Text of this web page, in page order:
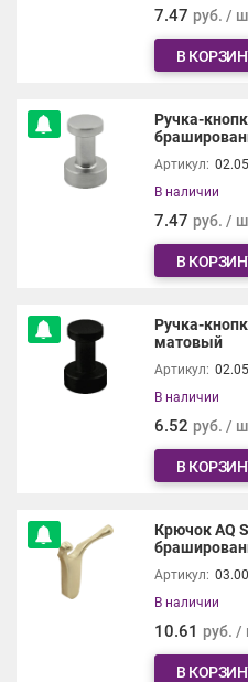
7.47 руб. /
В
Ручка-
Артикул:
В наличии
7.47 руб. /
В
Ручка-
матовый
Артикул:
В наличии
6.52 руб. /
В
Крючок AQ
Артикул:
В наличии
10.61 руб. /
В